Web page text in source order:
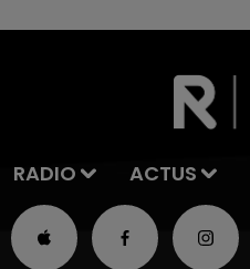
RADIO ACTUS